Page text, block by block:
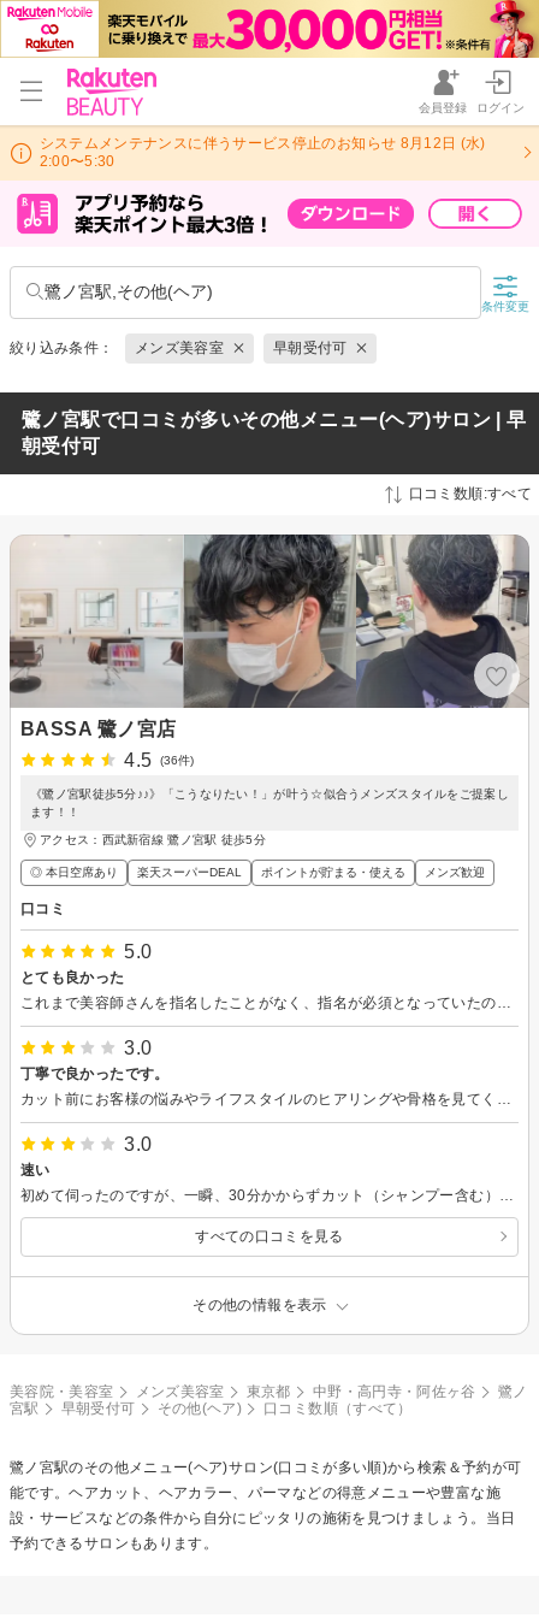
会員登録 ログイン
システムメンテナンスに伴うサービス停止のお知らせ 8月12日 (水)
2:00〜5:30
鷺ノ宮駅,その他(ヘア)
条件変更
絞り込み条件： メンズ美容室 早朝受付可
鷺ノ宮駅で口コミが多いその他メニュー(ヘア)サロン | 早
朝受付可
口コミ数順:すべて
BASSA 鷺ノ宮店
4.5
(36件)
《鷺ノ宮駅徒歩5分♪♪》「こうなりたい！」が叶う☆似合うメンズスタイルをご提案し
ます！！
アクセス：西武新宿線 鷺ノ宮駅 徒歩5分
◎ 本日空席あり 楽天スーパーDEAL ポイントが貯まる・使える メンズ歓迎
口コミ
5.0
とても良かった
3.0
丁寧で良かったです。
3.0
速い
すべての口コミを見る
その他の情報を表示
美容院・美容室 メンズ美容室 東京都 中野・高円寺・阿佐ヶ谷
鷺ノ
宮駅
早朝受付可 その他(ヘア) 口コミ数順（すべて）
鷺ノ宮駅のその他メニュー(ヘア)サロン(口コミが多い順)から検索＆予約が可
能です。ヘアカット、ヘアカラー、パーマなどの得意メニューや豊富な施
設・サービスなどの条件から自分にピッタリの施術を見つけましょう。当日
予約できるサロンもあります。